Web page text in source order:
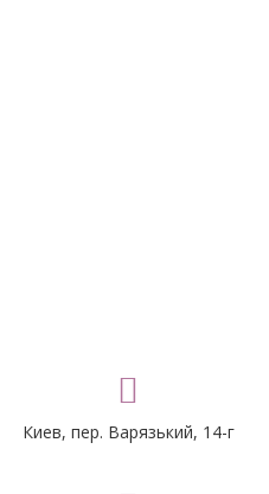
Киев, пер. Варязький, 14-г